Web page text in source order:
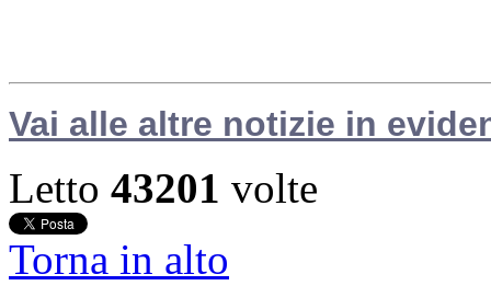
Vai alle altre notizie in
Letto 43201 volte
Torna in alto